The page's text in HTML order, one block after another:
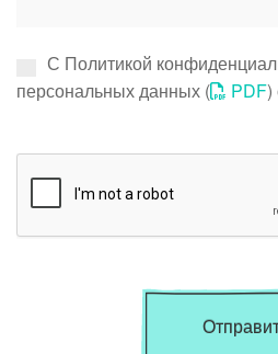
С Политикой
персональных данных (
PDF)